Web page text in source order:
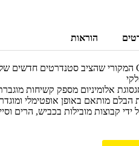
הוראות
אלומיניום מספק קשיחות
הבלם מותאם באופן אופטימלי
ידי קבוצות מובילות בכביש, הרים